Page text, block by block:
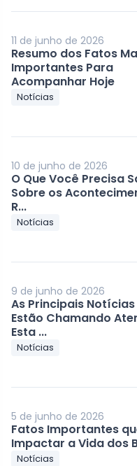
11 de junho de 2026
Resumo dos Fatos
Importantes Para
Acompanhar Hoje
Notícias
10 de junho de 2026
O Que Você Precisa
Sobre os
R...
Notícias
9 de junho de 2026
As Principais Notícias
Estão Chamando
Esta ...
Notícias
5 de junho de 2026
Fatos Importantes
Impactar a Vida dos
Notícias